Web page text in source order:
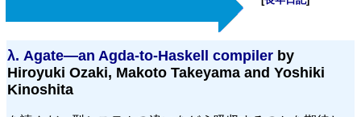
λ. Agate—an Agda-to-Haskell compiler by
Hiroyuki Ozaki, Makoto Takeyama and Yoshiki
Kinoshita